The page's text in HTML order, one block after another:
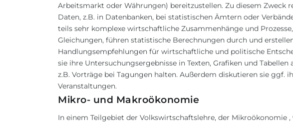
Arbeitsmarkt oder Währungen) bereitzustellen. Zu diesem Zweck
Daten, z.B. in Datenbanken, bei statistischen Ämtern oder
teils sehr komplexe wirtschaftliche Zusammenhänge und
Gleichungen, führen statistische Berechnungen durch und
Handlungsempfehlungen für wirtschaftliche und politische
sie ihre Untersuchungsergebnisse in Texten, Grafiken und
z.B. Vorträge bei Tagungen halten. Außerdem diskutieren sie ggf.
Veranstaltungen.
Mikro- und Makroökonomie
In einem Teilgebiet der Volkswirtschaftslehre, der Mikroökonomie ,